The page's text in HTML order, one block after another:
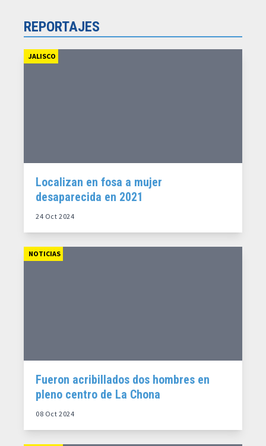
REPORTAJES
JALISCO
Localizan en fosa a mujer
desaparecida en 2021
24 Oct 2024
NOTICIAS
Fueron acribillados dos hombres en
pleno centro de La Chona
08 Oct 2024